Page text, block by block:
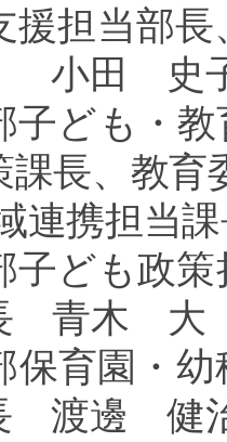
担当部長
小田 史
ども・教
課長、教育
連携担
ども政策
青木 大
育園・幼
渡邊 健